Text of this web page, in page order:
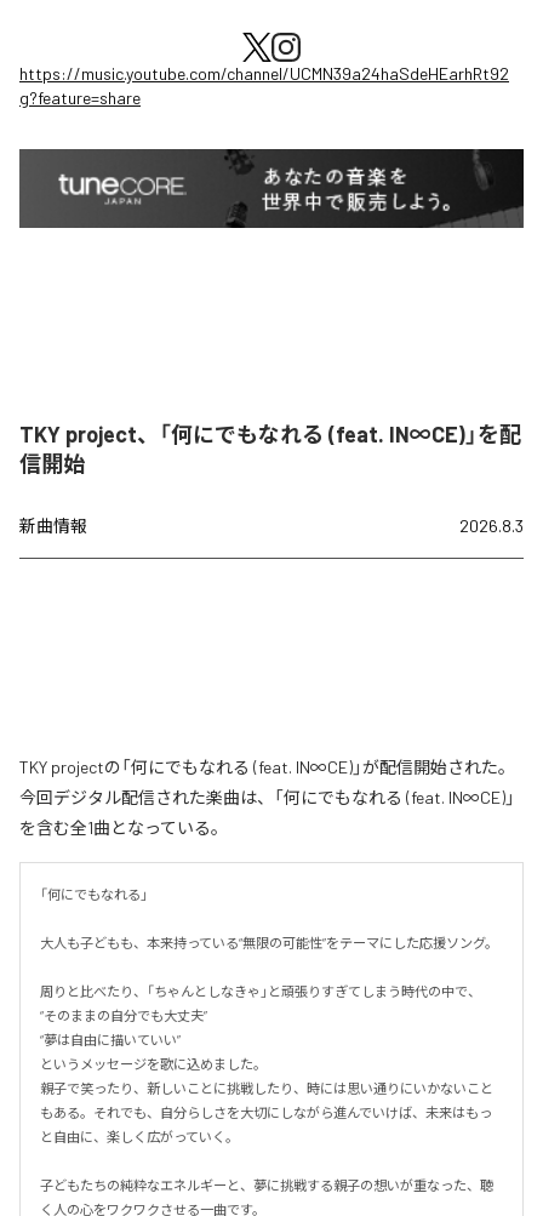
https://music.youtube.com/channel/UCMN39a24haSdeHEarhRt92
g?feature=share
TKY project、「何にでもなれる (feat. IN∞CE)」を配
信開始
新曲情報 2026.8.3
TKY projectの「何にでもなれる (feat. IN∞CE)」が配信開始された。
今回デジタル配信された楽曲は、「何にでもなれる (feat. IN∞CE)」
を含む全1曲となっている。
「何にでもなれる」
大人も子どもも、本来持っている“無限の可能性”をテーマにした応援ソング。
周りと比べたり、「ちゃんとしなきゃ」と頑張りすぎてしまう時代の中で、
“そのままの自分でも大丈夫”
“夢は自由に描いていい”
というメッセージを歌に込めました。
親子で笑ったり、新しいことに挑戦したり、時には思い通りにいかないこと
もある。それでも、自分らしさを大切にしながら進んでいけば、未来はもっ
と自由に、楽しく広がっていく。
子どもたちの純粋なエネルギーと、夢に挑戦する親子の想いが重なった、聴
く人の心をワクワクさせる一曲です。